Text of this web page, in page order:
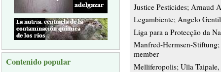
Contenido popular
Justice Pesticides; Arnaud
Legambiente; Angelo
Liga para a Protecção da
Manfred-Hermsen-
member
Melliferopolis; Ulla Taipale,